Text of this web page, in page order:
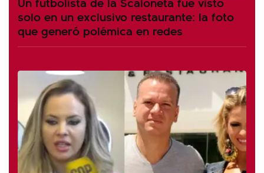
solo en un exclusivo restaurante: la foto
que generó polémica en redes